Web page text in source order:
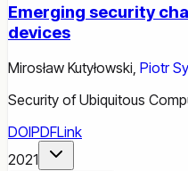
Emerging security
devices
Mirosław Kutyłowski, Piotr
Security of Ubiquitous
DOIPDFLink
2021